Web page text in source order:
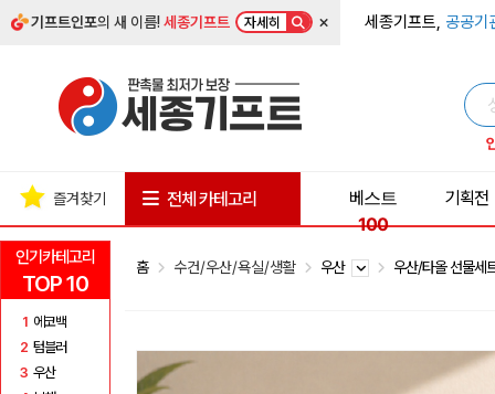
기프트인포의 새 이름!세종기프트 자세히 × 세종기프트, 공공기
인기카테고리
TOP 10
1 에코백
2 텀블러
3 우산
즐겨찾기 전체 카테고리
베스트
100
기획전
홈 수건/우산/욕실/생활 우산 우산/타올 선물세